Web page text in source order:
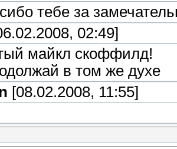
тебе за
02:49]
майкл скоффилд!
в том же духе
[08.02.2008, 11:55]